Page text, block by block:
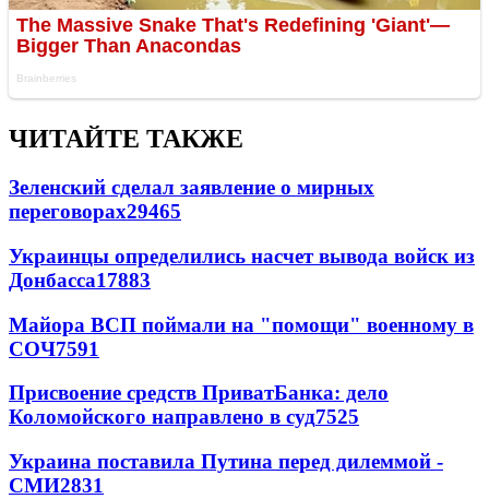
ЧИТАЙТЕ ТАКЖЕ
Зеленский сделал заявление о мирных
переговорах29465
Украинцы определились насчет вывода войск из
Донбасса17883
Майора ВСП поймали на "помощи" военному в
СОЧ7591
Присвоение средств ПриватБанка: дело
Коломойского направлено в суд7525
Украина поставила Путина перед дилеммой -
СМИ2831